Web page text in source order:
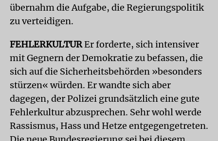
übernahm die Aufgabe, die Regierungspolitik
zu verteidigen.
FEHLERKULTUREr forderte, sich intensiver
mit Gegnern der Demokratie zu befassen, die
sich auf die Sicherheitsbehörden »besonders
stürzen« würden. Er wandte sich aber
dagegen, der Polizei grundsätzlich eine gute
Fehlerkultur abzusprechen. Sehr wohl werde
Rassismus, Hass und Hetze entgegengetreten.